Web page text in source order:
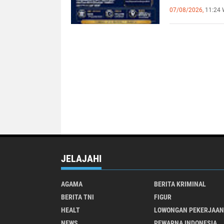
07/08/2026, 11:24
JELAJAHI
AGAMA BERITA KRIMINAL
BERITA TNI
FIGUR
HEALT
LOWONGAN PEKERJAAN